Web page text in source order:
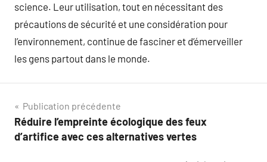
science. Leur utilisation, tout en nécessitant des
précautions de sécurité et une considération pour
l’environnement, continue de fasciner et d’émerveiller
les gens partout dans le monde.
Navigation
de
Publication précédente
Réduire l’empreinte écologique des feux
d’artifice avec ces alternatives vertes